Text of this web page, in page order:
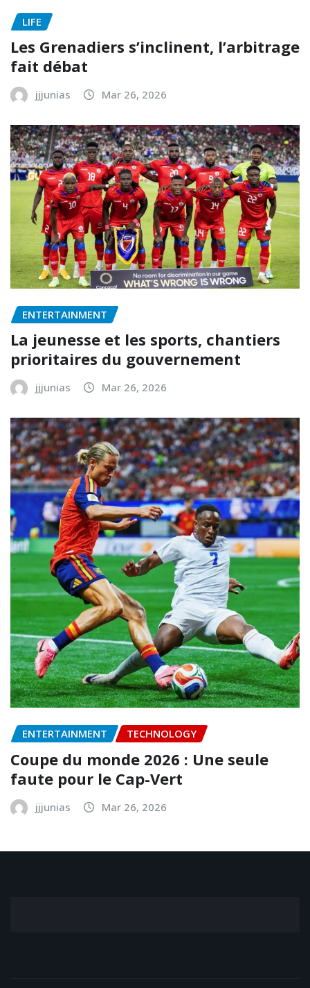
LIFE
Les Grenadiers s’inclinent, l’arbitrage
fait débat
jjjunias Mar 26, 2026
ENTERTAINMENT
La jeunesse et les sports, chantiers
prioritaires du gouvernement
jjjunias Mar 26, 2026
ENTERTAINMENT TECHNOLOGY
Coupe du monde 2026 : Une seule
faute pour le Cap-Vert
jjjunias Mar 26, 2026